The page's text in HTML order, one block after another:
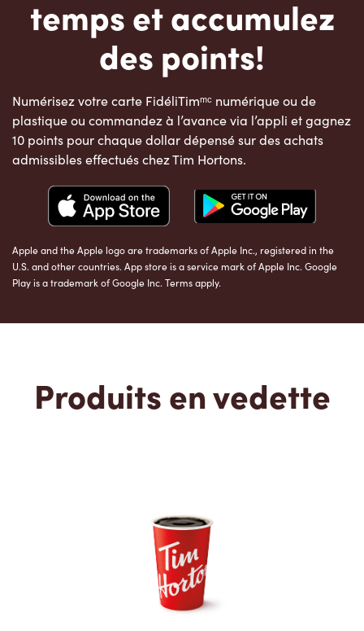
temps et accumulez
des points!
Numérisez votre carte FidéliTimᵐᶜ numérique ou de
plastique ou commandez à l’avance via l’appli et gagnez
10 points pour chaque dollar dépensé sur des achats
admissibles effectués chez Tim Hortons.
Apple and the Apple logo are trademarks of Apple Inc., registered in the
U.S. and other countries. App store is a service mark of Apple Inc. Google
Play is a trademark of Google Inc. Terms apply.
Produits en vedette